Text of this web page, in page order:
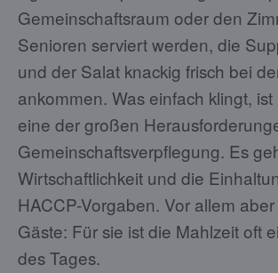
Gemeinschaftsraum oder den
Senioren serviert werden, die
und der Salat knackig frisch bei
ankommen. Was einfach klingt,
eine der großen
Gemeinschaftsverpflegung. Es
Wirtschaftlichkeit und die
HACCP-Vorgaben. Vor allem
Gäste: Für sie ist die Mahlzeit oft
des Tages.